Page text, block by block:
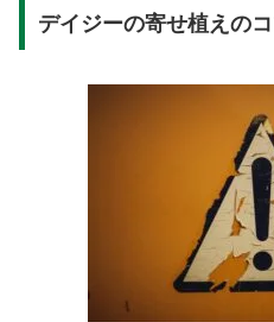
デイジーの寄せ植えの